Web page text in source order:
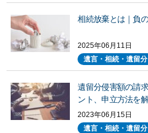
相続放棄とは｜負
2025年06月11日
遺言・相続・遺留分
遺留分侵害額の請
ント、申立方法を
2023年06月15日
遺言・相続・遺留分